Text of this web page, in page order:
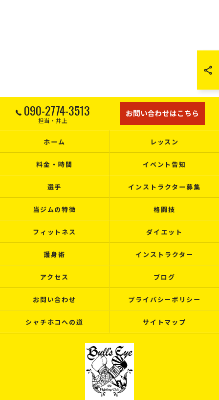
090-2774-3513
担当・井上
お問い合わせはこちら
ホーム レッスン
料金・時間 イベント告知
選手 インストラクター募集
当ジムの特徴 格闘技
フィットネス ダイエット
護身術 インストラクター
アクセス ブログ
お問い合わせ プライバシーポリシー
シャチホコへの道 サイトマップ